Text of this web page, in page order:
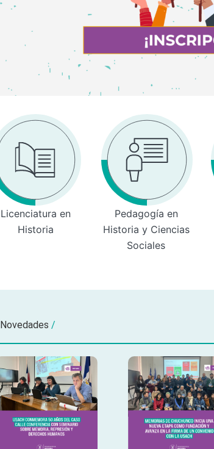
Licenciatura en
Historia
Pedagogía en
Historia y Ciencias
Sociales
Novedades /